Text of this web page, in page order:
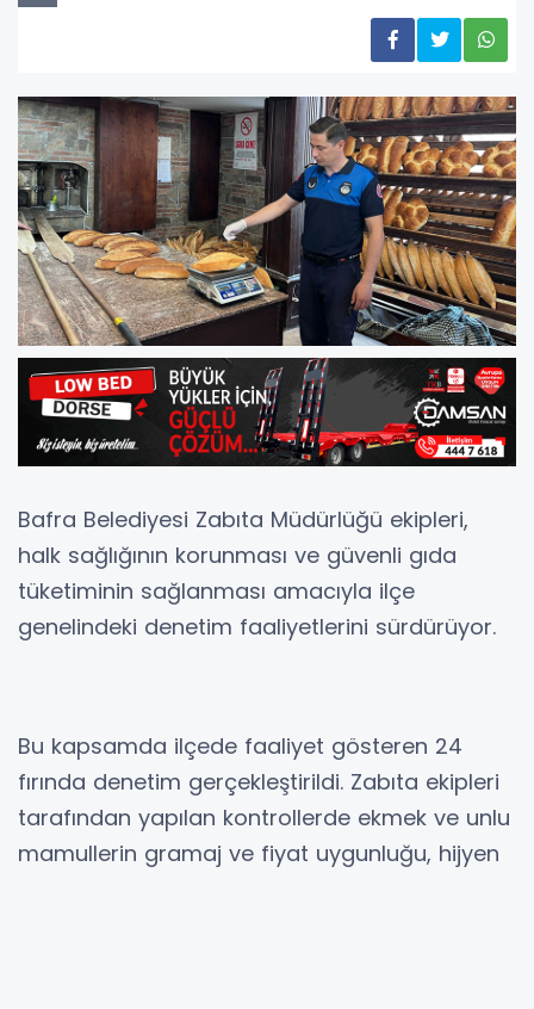
Bafra Belediyesi Zabıta Müdürlüğü ekipleri,
halk sağlığının korunması ve güvenli gıda
tüketiminin sağlanması amacıyla ilçe
genelindeki denetim faaliyetlerini sürdürüyor.
Bu kapsamda ilçede faaliyet gösteren 24
fırında denetim gerçekleştirildi. Zabıta ekipleri
tarafından yapılan kontrollerde ekmek ve unlu
mamullerin gramaj ve fiyat uygunluğu, hijyen